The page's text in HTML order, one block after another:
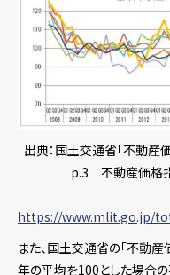
出典：国土交通省「不動
p.3 不動産価格指
https://www.mlit.go.jp/
また、国土交通省の「不動
年の平均を100とした場合